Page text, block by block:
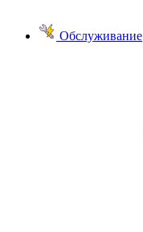
Обслуживание